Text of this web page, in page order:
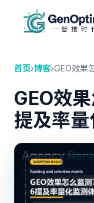
首页›博客›GEO效果
GEO效
提及率